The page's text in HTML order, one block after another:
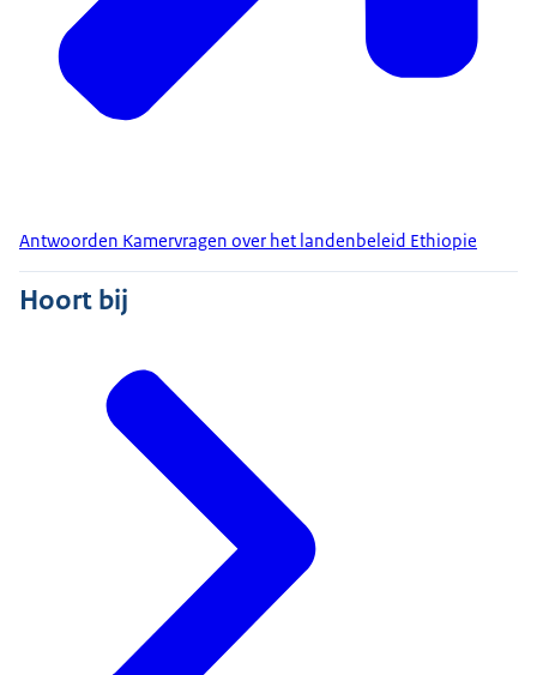
Antwoorden Kamervragen over het landenbeleid Ethiopie
Hoort bij